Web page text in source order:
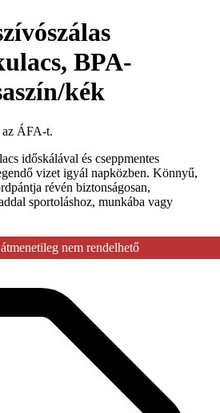
BPA-
kék
az ÁFA-t.
időskálával és cseppmentes
vizet igyál napközben. Könnyű,
révén biztonságosan,
sportoláshoz, munkába vagy
nem rendelhető